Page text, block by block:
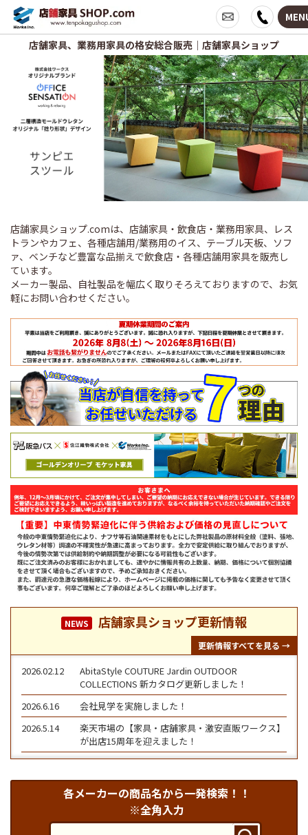
店舗家具、業務用家具の格安総合販売｜店舗家具ショップ
店舗家具ショップ.comは、店舗家具・飲食店・業務用家具、レス
トランやカフェ、各種店舗用/業務用のイス、テーブル天板、ソフ
ァ、ベンチなど豊富な品揃えで飲食店・各種店舗用家具を販売し
ています。
メーカー製品、自社製品を幅広く取りそろえておりますので、お気
軽にお問い合わせください。
NEWS 店舗家具ショップ更新情報
更新情報すべてを見る →
2026.02.12
AbitaStyle COUTURE Jardin OUTDOOR
COLLECTIONS 新カタログ更新しました！
2026.6.16
会社見学を実施しました！
2026.5.14
楽天市場の【家具・店舗家具・激安直販ワークス】
が出店15周年を迎えました！
2026.4.21
2026年バーベキュー大会を開催しました！
2026.4.8
2026年度 株式会社ワークス・有限会社プロダクト
ワークス 入社式を執り行いました。
2026.2.11
2026年1月 慰安旅行に行ってきました（2日目）
各メーカーの商品名から一発検索！！
※全角入力